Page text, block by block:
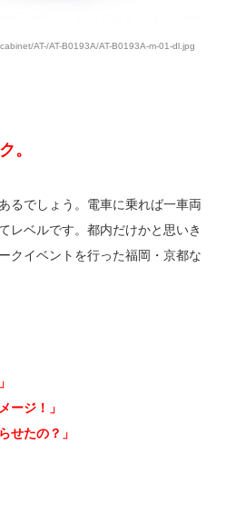
AT-/AT-B0193A/AT-B0193A-m-01-dl.jpg
。
るでしょう。電車に乗れば一車両
レベルです。都内だけかと思いき
クイベントを行った福岡・京都な
ージ！」
せたの？」